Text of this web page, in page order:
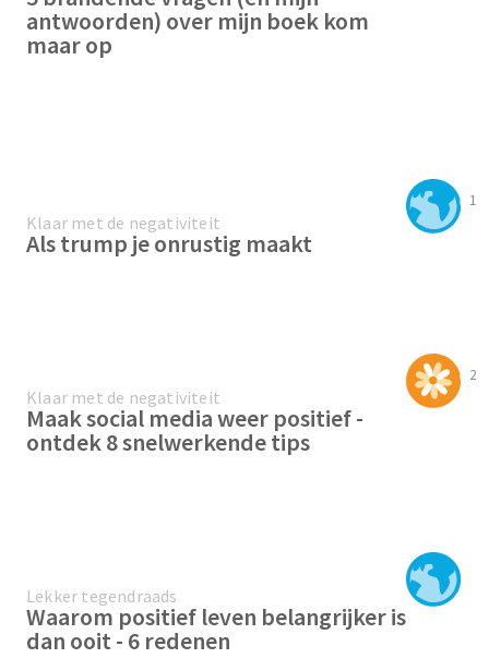
antwoorden) over mijn boek kom
maar op
1
Klaar met de negativiteit
Als trump je onrustig maakt
2
Klaar met de negativiteit
Maak social media weer positief -
ontdek 8 snelwerkende tips
Lekker tegendraads
Waarom positief leven belangrijker is
dan ooit - 6 redenen